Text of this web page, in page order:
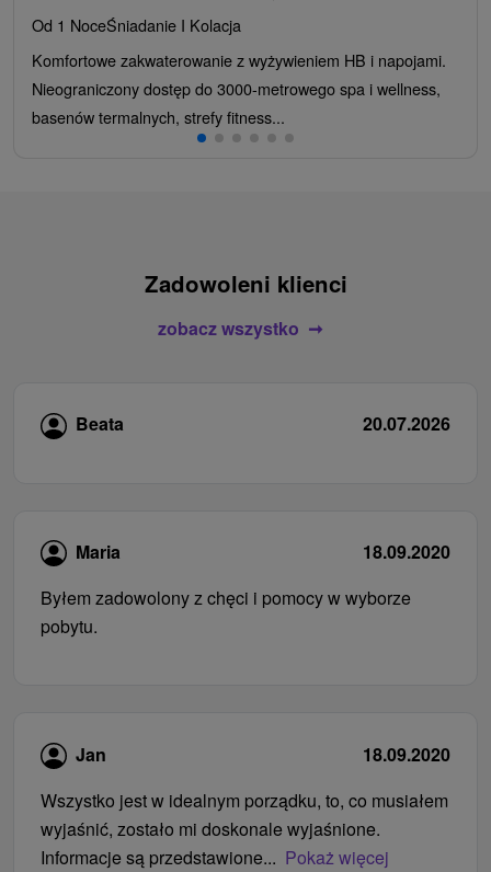
Od 1 NoceŚniadanie I Kolacja
Komfortowe zakwaterowanie z wyżywieniem HB i napojami.
Nieograniczony dostęp do 3000-metrowego spa i wellness,
basenów termalnych, strefy fitness...
Zadowoleni klienci
zobacz wszystko
Beata 20.07.2026
Maria
18.09.2020
Byłem zadowolony z chęci i pomocy w wyborze
pobytu.
Jan
18.09.2020
Wszystko jest w idealnym porządku, to, co musiałem
wyjaśnić, zostało mi doskonale wyjaśnione.
Informacje są przedstawione... Pokaż więcej